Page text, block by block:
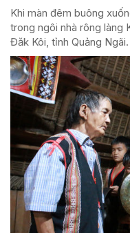
Khi màn đêm buông
trong ngôi nhà rông làng
Đăk Kôi, tỉnh Quảng Ngãi.